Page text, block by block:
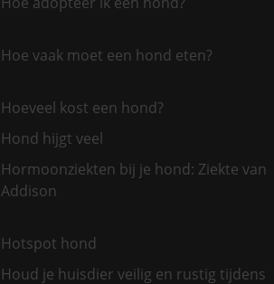
Hoe vaak moet een hond eten?
Hoeveel kost een hond?
Hond hijgt veel
Hormoonziekten bij je hond: Ziekte van
Addison
Hotspot hond
Houd je huisdier veilig en rustig tijdens